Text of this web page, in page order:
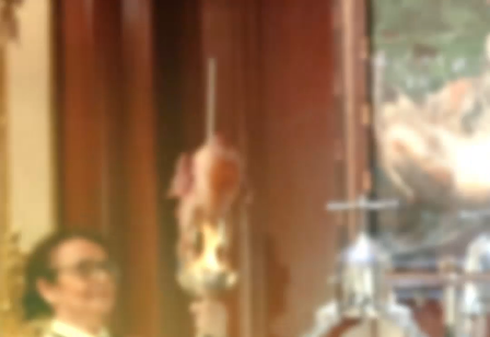
És possible reservar taules amb
números imparells?
Sí, és possible reservar taules senars a Les Grands Buffets; hi
ha taules disponibles per a 1 a 19 persones per a cada servei
tots els dies de l’any.